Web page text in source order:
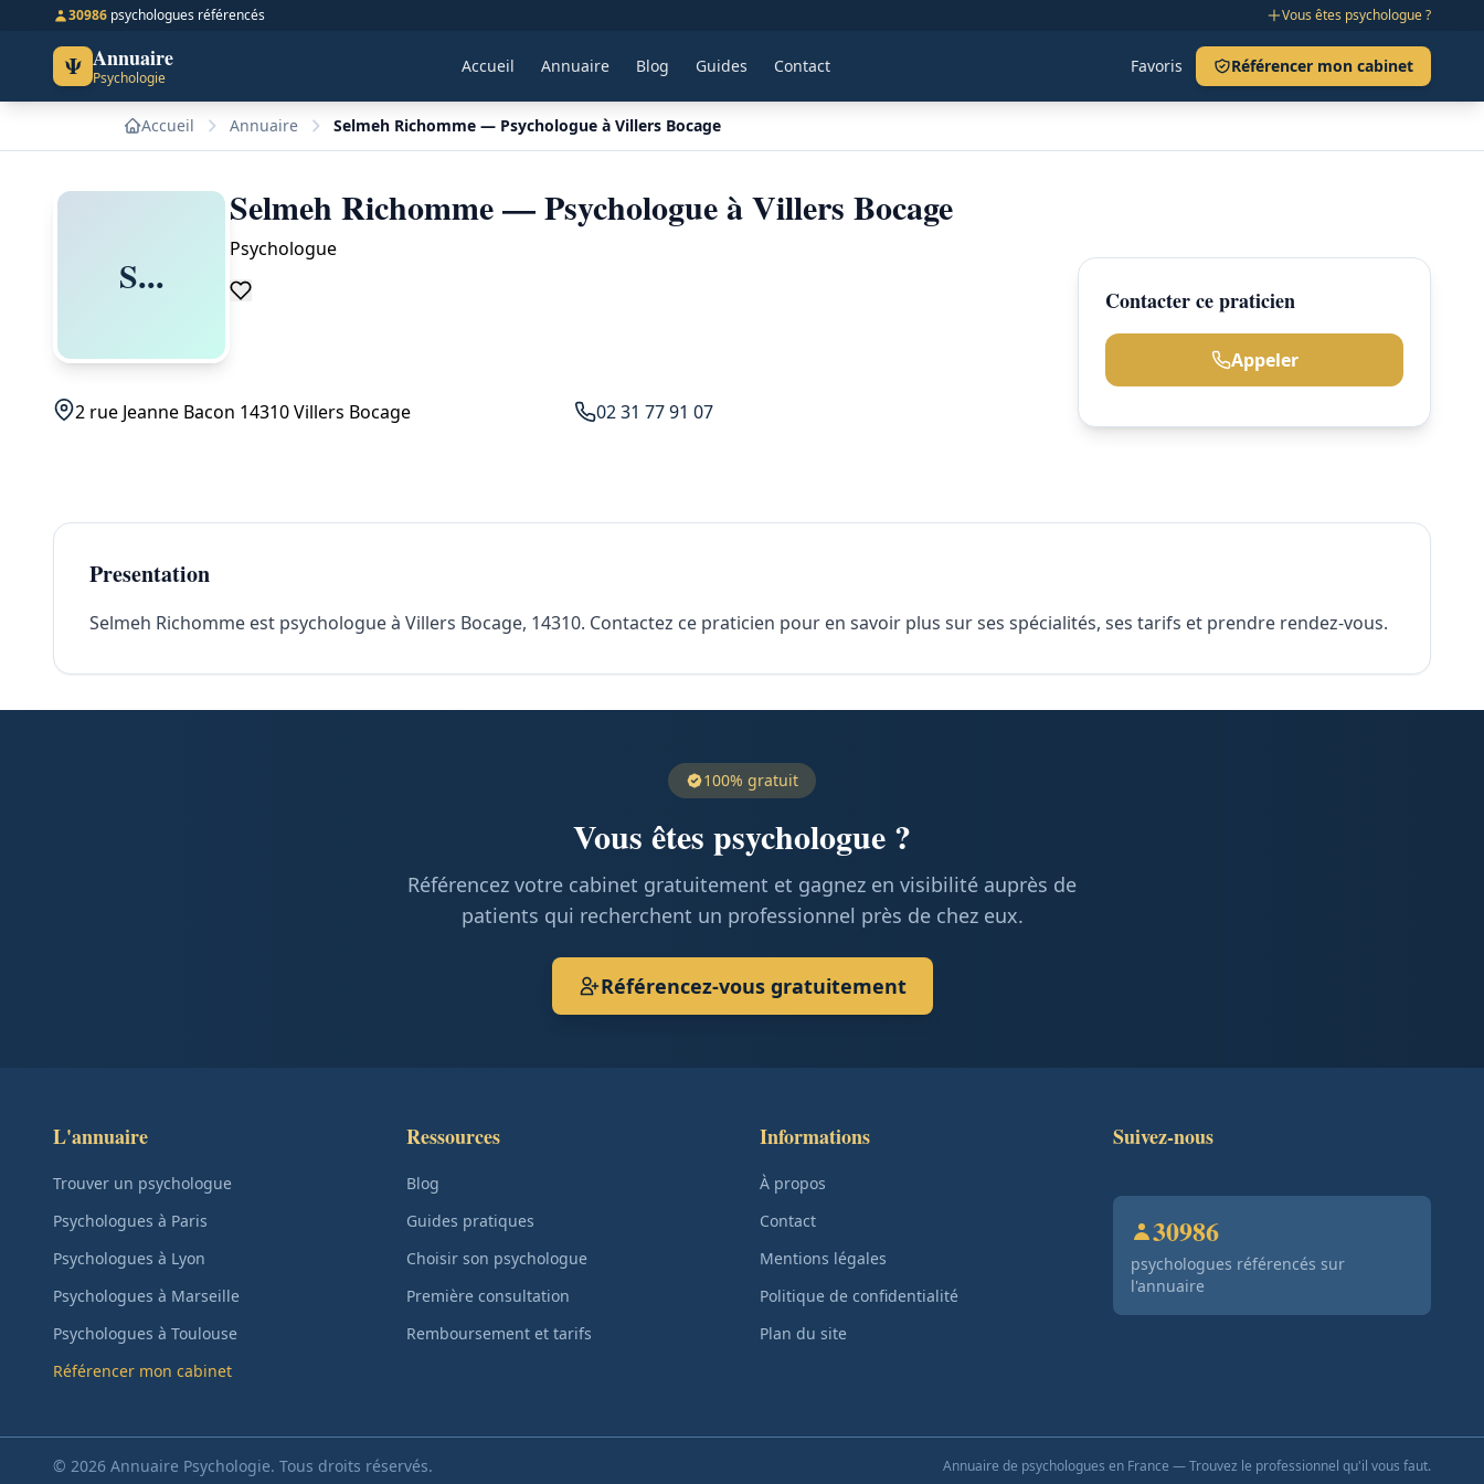
30986 psychologues référencés Vous êtes psychologue ?
Ψ Annuaire
Psychologie
Accueil Annuaire Blog Guides Contact Favoris Référencer mon cabinet
Accueil Annuaire Selmeh Richomme — Psychologue à Villers Bocage
S...
Selmeh Richomme — Psychologue à Villers Bocage
Psychologue
2 rue Jeanne Bacon 14310 Villers Bocage 02 31 77 91 07
Contacter ce praticien
Appeler
Presentation
Selmeh Richomme est psychologue à Villers Bocage, 14310. Contactez ce praticien pour en savoir plus sur ses spécialités, ses tarifs et prendre rendez-vous.
100% gratuit
Vous êtes psychologue ?
Référencez votre cabinet gratuitement et gagnez en visibilité auprès de
patients qui recherchent un professionnel près de chez eux.
Référencez-vous gratuitement
L'annuaire
Trouver un psychologue
Psychologues à Paris
Psychologues à Lyon
Psychologues à Marseille
Psychologues à Toulouse
Référencer mon cabinet
Ressources
Blog
Guides pratiques
Choisir son psychologue
Première consultation
Remboursement et tarifs
Informations
À propos
Contact
Mentions légales
Politique de confidentialité
Plan du site
Suivez-nous
30986
psychologues référencés sur
l'annuaire
© 2026 Annuaire Psychologie. Tous droits réservés. Annuaire de psychologues en France — Trouvez le professionnel qu'il vous faut.